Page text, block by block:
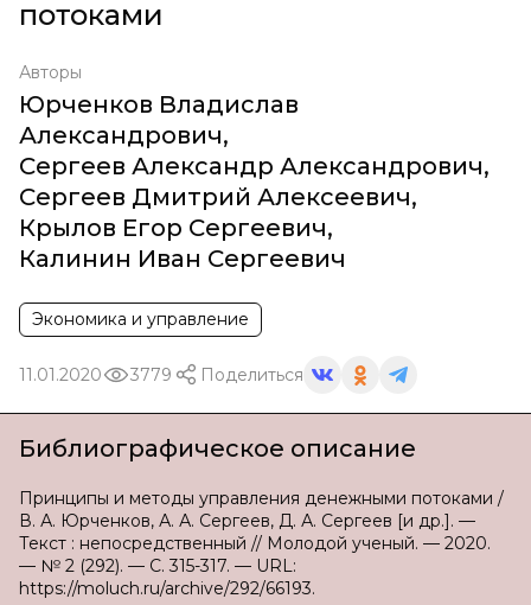
потоками
Авторы
Юрченков Владислав
Александрович,
Сергеев Александр Александрович,
Сергеев Дмитрий Алексеевич,
Крылов Егор Сергеевич,
Калинин Иван Сергеевич
Экономика и управление
11.01.2020 3779 Поделиться
Библиографическое описание
Принципы и методы управления денежными потоками /
В. А. Юрченков, А. А. Сергеев, Д. А. Сергеев [и др.]. —
Текст : непосредственный // Молодой ученый. — 2020.
— № 2 (292). — С. 315-317. — URL:
https://moluch.ru/archive/292/66193.